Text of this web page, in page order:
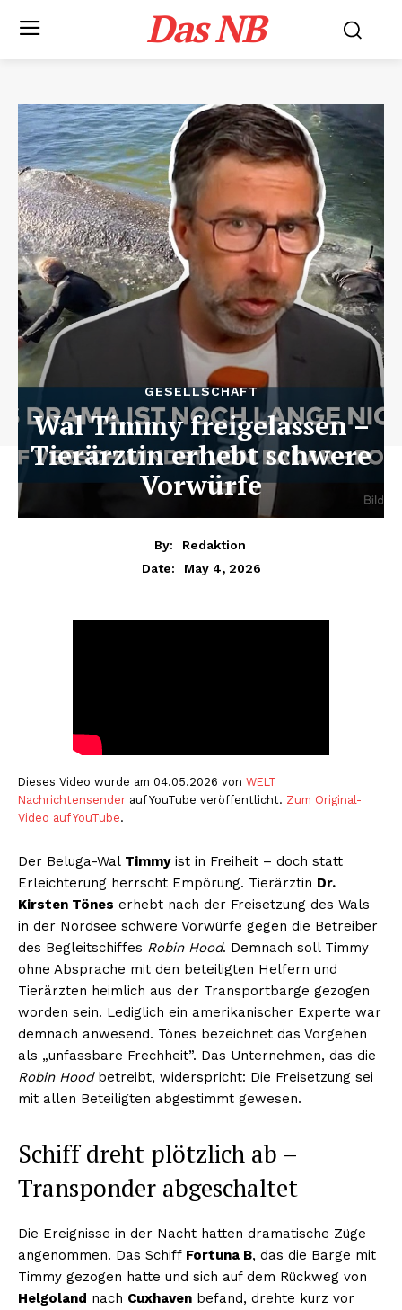
Das NB
GESELLSCHAFT
Wal Timmy freigelassen –
Tierärztin erhebt schwere
Vorwürfe
By:
Redaktion
Date:
May 4, 2026
Dieses Video wurde am 04.05.2026 von WELT
Nachrichtensender auf YouTube veröffentlicht. Zum Original-
Video auf YouTube.
Der Beluga-Wal Timmyist in Freiheit – doch statt
Erleichterung herrscht Empörung. Tierärztin Dr.
Kirsten Tönes erhebt nach der Freisetzung des Wals
in der Nordsee schwere Vorwürfe gegen die Betreiber
des Begleitschiffes Robin Hood. Demnach soll Timmy
ohne Absprache mit den beteiligten Helfern und
Tierärzten heimlich aus der Transportbarge gezogen
worden sein. Lediglich ein amerikanischer Experte war
demnach anwesend. Tönes bezeichnet das Vorgehen
als „unfassbare Frechheit”. Das Unternehmen, das die
Robin Hoodbetreibt, widerspricht: Die Freisetzung sei
mit allen Beteiligten abgestimmt gewesen.
Schiff dreht plötzlich ab –
Transponder abgeschaltet
Die Ereignisse in der Nacht hatten dramatische Züge
angenommen. Das Schiff Fortuna B, das die Barge mit
Timmy gezogen hatte und sich auf dem Rückweg von
Helgoland nach Cuxhaven befand, drehte kurz vor